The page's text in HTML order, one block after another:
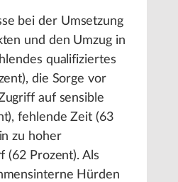
bei der Umsetzung
und den Umzug in
qualifiziertes
die Sorge vor
auf sensible
fehlende Zeit (63
zu hoher
(62 Prozent). Als
Hürden